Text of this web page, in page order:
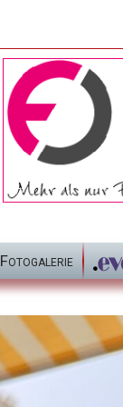
Fotogalerie